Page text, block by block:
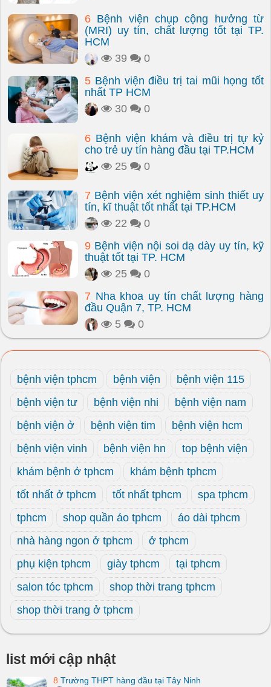
6 Bệnh viện chụp cộng hưởng từ
(MRI) uy tín, chất lượng tốt tại TP.
HCM
39
0
5 Bệnh viện điều trị tai mũi họng tốt
nhất TP HCM
30
0
6 Bệnh viện khám và điều trị tự kỷ
cho trẻ uy tín hàng đầu tại TP.HCM
25
0
7 Bệnh viện xét nghiệm sinh thiết uy
tín, kĩ thuật tốt nhất tại TP.HCM
22
0
9 Bệnh viện nội soi dạ dày uy tín, kỹ
thuật tốt tại TP. HCM
25
0
7 Nha khoa uy tín chất lượng hàng
đầu Quận 7, TP. HCM
5
0
bệnh viện tphcm bệnh viện
bệnh viện 115
bệnh viện tư
bệnh viện nhi
bệnh viện nam
bệnh viện ở
bệnh viện tim
bệnh viện hcm
bệnh viện vinh
bệnh viện hn
top bệnh viện
khám bệnh ở tphcm
khám bệnh tphcm
tốt nhất ở tphcm
tốt nhất tphcm
spa tphcm
tphcm
shop quần áo tphcm
áo dài tphcm
nhà hàng ngon ở tphcm
ở tphcm
phụ kiện tphcm
giày tphcm
tại tphcm
salon tóc tphcm
shop thời trang tphcm
shop thời trang ở tphcm
list mới cập nhật
8 Trường THPT hàng đầu tại Tây Ninh